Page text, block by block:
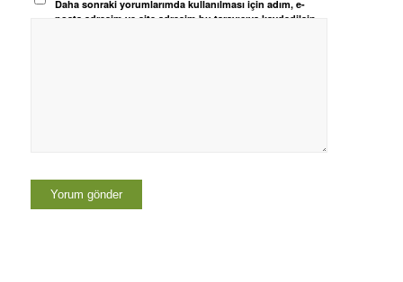
Daha sonraki yorumlarımda kullanılması için adım, e-
posta adresim ve site adresim bu tarayıcıya kaydedilsin.